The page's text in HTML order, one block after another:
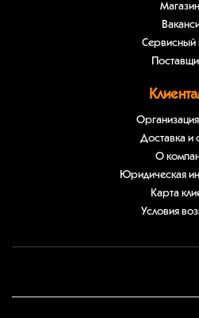
Сервисный
Доставка и
О
Юридическая
Карта
Условия